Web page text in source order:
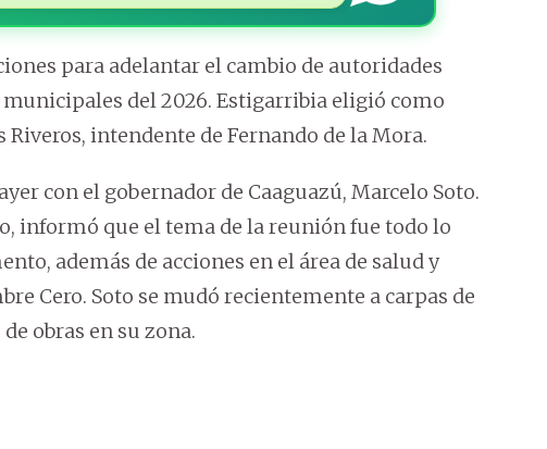
para adelantar el cambio de autoridades
del 2026. Estigarribia eligió como
intendente de Fernando de la Mora.
con el gobernador de Caaguazú, Marcelo Soto.
informó que el tema de la reunión fue todo lo
además de acciones en el área de salud y
Cero. Soto se mudó recientemente a carpas de
obras en su zona.